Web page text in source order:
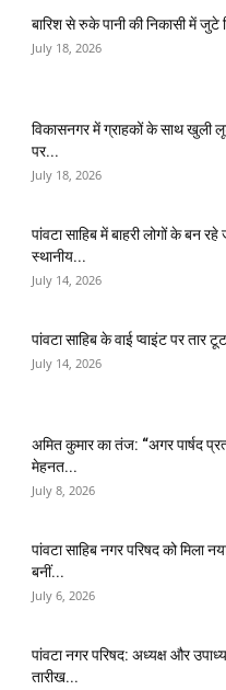
बारिश से रुके पानी की निकासी में जुटे
July 18, 2026
विकासनगर में ग्राहकों के साथ खुली
पर...
July 18, 2026
पांवटा साहिब में बाहरी लोगों के बन
स्थानीय...
July 14, 2026
पांवटा साहिब के वाई प्वाइंट पर तार
July 14, 2026
अमित कुमार का तंज: “अगर पार्षद
मेहनत...
July 8, 2026
पांवटा साहिब नगर परिषद को मिला
बनीं...
July 6, 2026
पांवटा नगर परिषद: अध्यक्ष और
तारीख...